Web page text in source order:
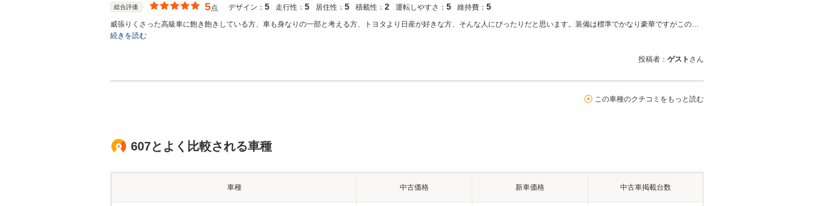
総合評価 5点 デザイン： 5 走行性： 5 居住性： 5 積載性： 2 運転しやすさ： 5 維持費： 5
威張りくさった高級車に飽き飽きしている方、車も身なりの一部と考える方、トヨタより日産が好きな方、そんな人にぴったりだと思います。装備は標準でかなり豪華ですがこの…
続きを読む
投稿者： ゲスト さん
この車種のクチコミをもっと読む
607とよく比較される車種
車種 中古価格 新車価格 中古車掲載台数